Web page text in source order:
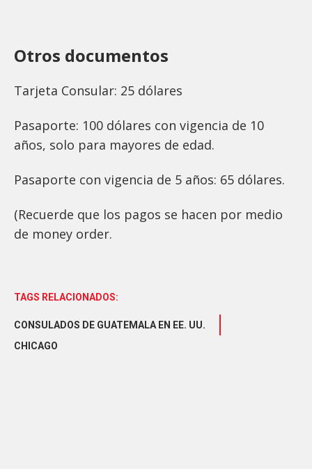
Otros documentos
Tarjeta Consular: 25 dólares
Pasaporte: 100 dólares con vigencia de 10
años, solo para mayores de edad.
Pasaporte con vigencia de 5 años: 65 dólares.
(Recuerde que los pagos se hacen por medio
de money order.
TAGS RELACIONADOS:
CONSULADOS DE GUATEMALA EN EE. UU.
CHICAGO